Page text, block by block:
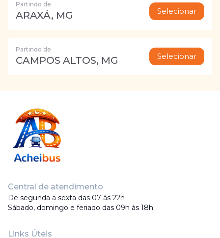
Partindo de
ARAXÁ, MG Selecionar
Partindo de
CAMPOS ALTOS, MG Selecionar
Central de atendimento
De segunda a sexta das 07 às 22h
Sábado, domingo e feriado das 09h às 18h
Links Úteis